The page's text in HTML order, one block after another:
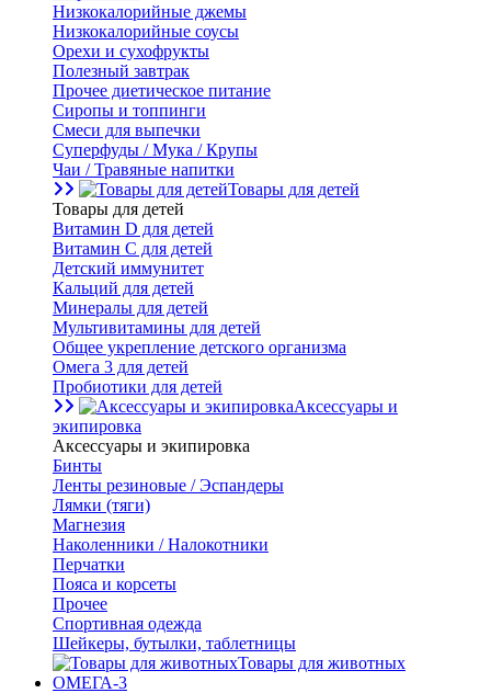
Низкокалорийные джемы
Низкокалорийные соусы
Орехи и сухофрукты
Полезный завтрак
Прочее диетическое питание
Сиропы и топпинги
Смеси для выпечки
Суперфуды / Мука / Крупы
Чаи / Травяные напитки
Товары для детей
Товары для детей
Витамин D для детей
Витамин С для детей
Детский иммунитет
Кальций для детей
Минералы для детей
Мультивитамины для детей
Общее укрепление детского организма
Омега 3 для детей
Пробиотики для детей
Аксессуары и
экипировка
Аксессуары и экипировка
Бинты
Ленты резиновые / Эспандеры
Лямки (тяги)
Магнезия
Наколенники / Налокотники
Перчатки
Пояса и корсеты
Прочее
Спортивная одежда
Шейкеры, бутылки, таблетницы
Товары для животных
ОМЕГА-3